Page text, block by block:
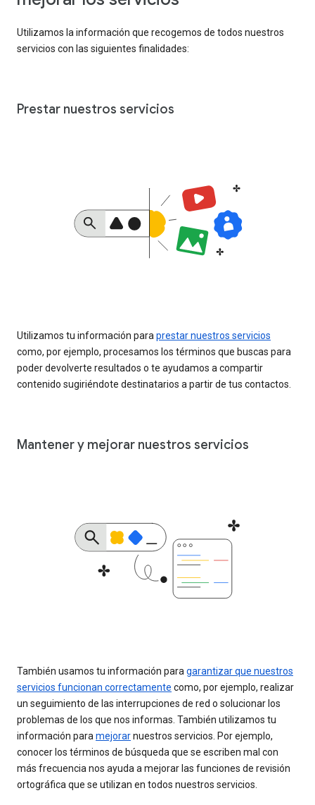
Utilizamos la información que recogemos de todos nuestros
servicios con las siguientes finalidades:
Prestar nuestros servicios
Utilizamos tu información para prestar nuestros servicios
como, por ejemplo, procesamos los términos que buscas para
poder devolverte resultados o te ayudamos a compartir
contenido sugiriéndote destinatarios a partir de tus contactos.
Mantener y mejorar nuestros servicios
También usamos tu información para garantizar que nuestros
servicios funcionan correctamente como, por ejemplo, realizar
un seguimiento de las interrupciones de red o solucionar los
problemas de los que nos informas. También utilizamos tu
información para mejorarnuestros servicios. Por ejemplo,
conocer los términos de búsqueda que se escriben mal con
más frecuencia nos ayuda a mejorar las funciones de revisión
ortográfica que se utilizan en todos nuestros servicios.